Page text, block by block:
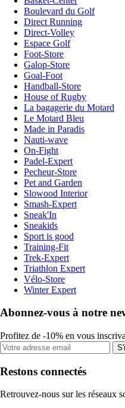
Boulevard du Golf
Direct Running
Direct-Volley
Espace Golf
Foot-Store
Galop-Store
Goal-Foot
Handball-Store
House of Rugby
La bagagerie du Motard
Le Motard Bleu
Made in Paradis
Nauti-wave
On-Fight
Padel-Expert
Pecheur-Store
Pet and Garden
Slowood Interior
Smash-Expert
Sneak'In
Sneakids
Sport is good
Training-Fit
Trek-Expert
Triathlon Expert
Vélo-Store
Winter Expert
Abonnez-vous à notre
Profitez de -10% en vous
Restons connectés
Retrouvez-nous sur les réseaux